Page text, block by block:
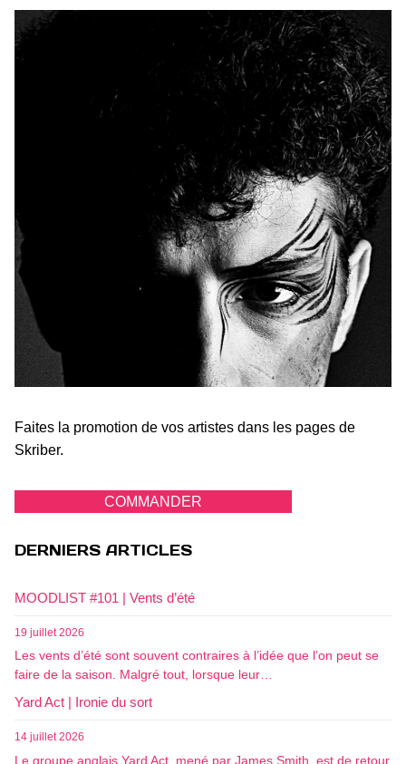
Faites la promotion de vos artistes dans les pages de
Skriber.
COMMANDER
DERNIERS ARTICLES
MOODLIST #101 | Vents d’été
19 juillet 2026
Les vents d’été sont souvent contraires à l’idée que l’on peut se
faire de la saison. Malgré tout, lorsque leur…
Yard Act | Ironie du sort
14 juillet 2026
Le groupe anglais Yard Act, mené par James Smith, est de retour